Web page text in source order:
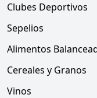
Clubes Deportivos
Sepelios
Alimentos
Cereales y Granos
Vinos